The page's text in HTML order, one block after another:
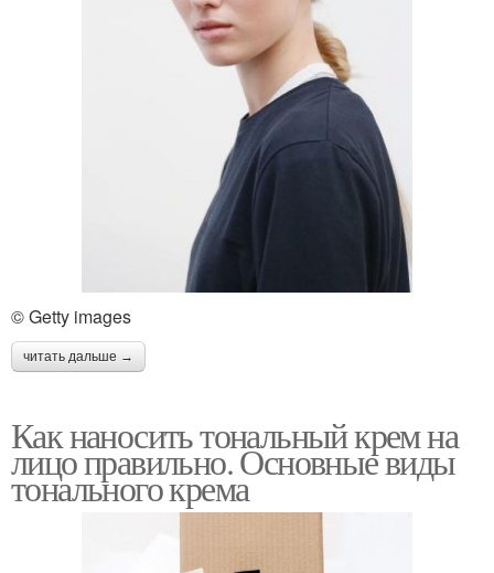
© Getty images
читать дальше →
Как наносить тональный крем на
лицо правильно. Основные виды
тонального крема